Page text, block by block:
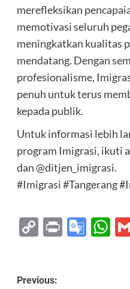
merefleksikan
memotivasi seluruh
meningkatkan kualitas
mendatang. Dengan
profesionalisme,
penuh untuk terus
kepada publik.
Untuk informasi lebih
program Imigrasi, ikuti
dan @ditjen_imigrasi.
#Imigrasi #Tangerang
CopyPrint
Previous: